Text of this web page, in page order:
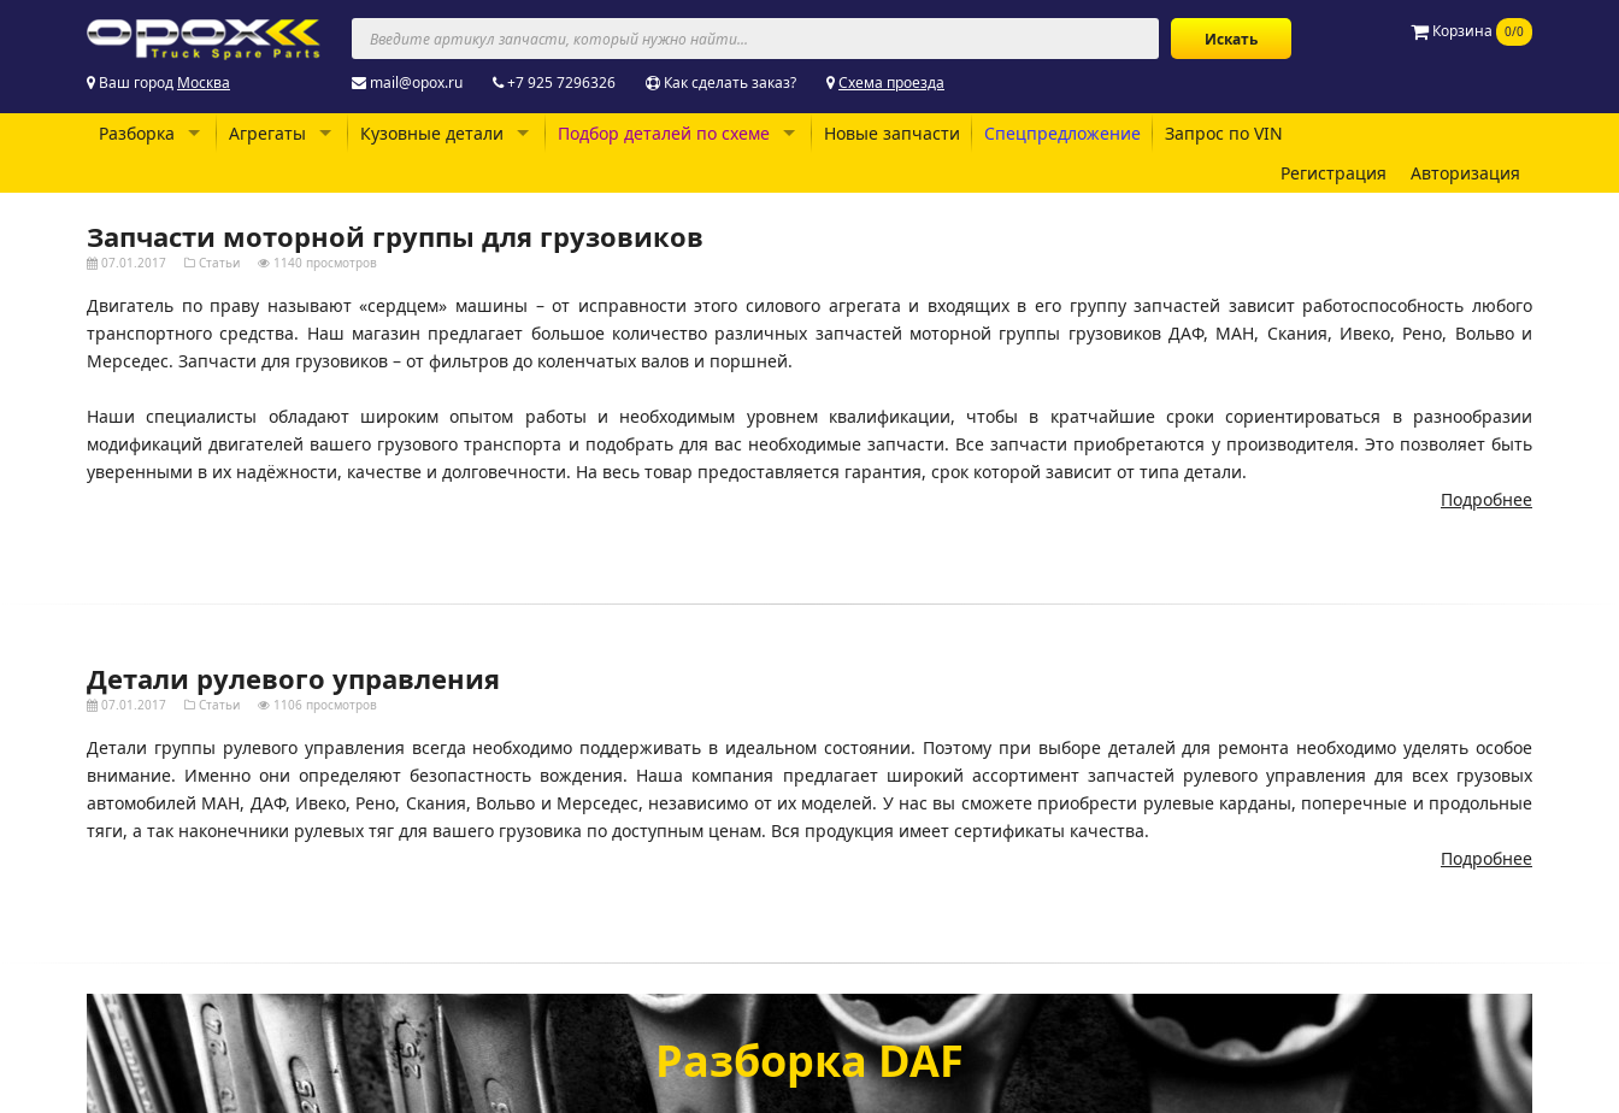
Корзина 0/0
Ваш город Москва mail@opox.ru +7 925 7296326 Как сделать заказ? Схема проезда
Разборка Агрегаты Кузовные детали Подбор деталей по схеме Новые запчасти Спецпредложение
Запрос по VIN
Регистрация
Авторизация
Запчасти моторной группы для грузовиков
07.01.2017 Статьи 1140 просмотров
Двигатель по праву называют «сердцем» машины – от исправности этого силового агрегата и входящих в его группу запчастей зависит работоспособность любого
транспортного средства. Наш магазин предлагает большое количество различных запчастей моторной группы грузовиков ДАФ, МАН, Скания, Ивеко, Рено, Вольво и
Мерседес. Запчасти для грузовиков – от фильтров до коленчатых валов и поршней.
Наши специалисты обладают широким опытом работы и необходимым уровнем квалификации, чтобы в кратчайшие сроки сориентироваться в разнообразии
модификаций двигателей вашего грузового транспорта и подобрать для вас необходимые запчасти. Все запчасти приобретаются у производителя. Это позволяет быть
уверенными в их надёжности, качестве и долговечности. На весь товар предоставляется гарантия, срок которой зависит от типа детали.
Подробнее
Детали рулевого управления
07.01.2017 Статьи 1106 просмотров
Детали группы рулевого управления всегда необходимо поддерживать в идеальном состоянии. Поэтому при выборе деталей для ремонта необходимо уделять особое
внимание. Именно они определяют безопастность вождения. Наша компания предлагает широкий ассортимент запчастей рулевого управления для всех грузовых
автомобилей МАН, ДАФ, Ивеко, Рено, Скания, Вольво и Мерседес, независимо от их моделей. У нас вы сможете приобрести рулевые карданы, поперечные и продольные
тяги, а так наконечники рулевых тяг для вашего грузовика по доступным ценам. Вся продукция имеет сертификаты качества.
Подробнее
Разборка DAF